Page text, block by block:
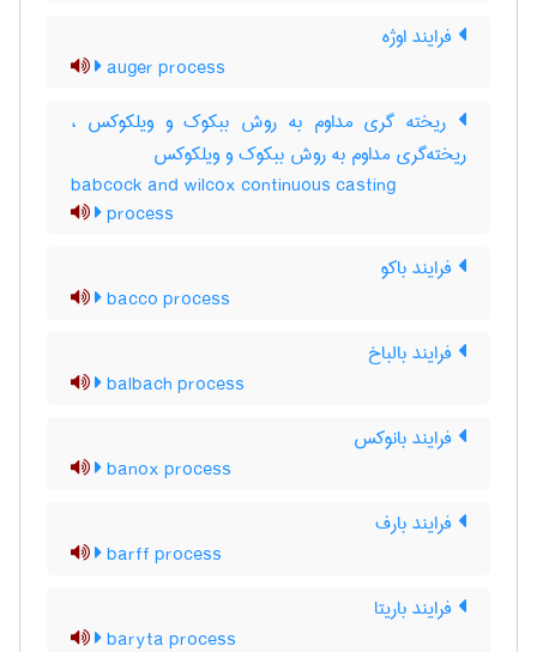
فرایند اوژه
auger process
ریخته گری مداوم به روش ببکوک و ویلکوکس ،
ریخته‌گری مداوم به روش ببکوک و ویلکوکس
babcock and wilcox continuous casting
process
فرایند باکو
bacco process
فرایند بالباخ
balbach process
فرایند بانوکس
banox process
فرایند بارف
barff process
فرایند باریتا
baryta process